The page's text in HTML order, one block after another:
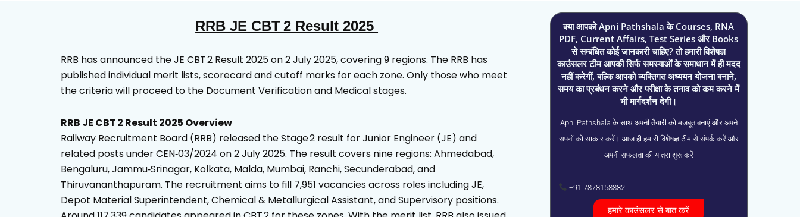
RRB JE CBT 2 Result 2025
RRB has announced the JE CBT 2 Result 2025 on 2 July 2025, covering 9 regions. The RRB has
published individual merit lists, scorecard and cutoff marks for each zone. Only those who meet
the criteria will proceed to the Document Verification and Medical stages.
RRB JE CBT 2 Result 2025 Overview
Railway Recruitment Board (RRB) released the Stage 2 result for Junior Engineer (JE) and
related posts under CEN‑03/2024 on 2 July 2025. The result covers nine regions: Ahmedabad,
Bengaluru, Jammu‑Srinagar, Kolkata, Malda, Mumbai, Ranchi, Secunderabad, and
Thiruvananthapuram. The recruitment aims to fill 7,951 vacancies across roles including JE,
Depot Material Superintendent, Chemical & Metallurgical Assistant, and Supervisory positions.
क्या आपको Apni Pathshala के Courses, RNA
PDF, Current Affairs, Test Series और Books
से सम्बंधित कोई जानकारी चाहिए? तो हमारी विशेषज्ञ
काउंसलर टीम आपकी सिर्फ समस्याओं के समाधान में ही मदद
नहीं करेगीं, बल्कि आपको व्यक्तिगत अध्ययन योजना बनाने,
समय का प्रबंधन करने और परीक्षा के तनाव को कम करने में
भी मार्गदर्शन देगी।
Apni Pathshala के साथ अपनी तैयारी को मजबूत बनाएं और अपने
सपनों को साकार करें। आज ही हमारी विशेषज्ञ टीम से संपर्क करें और
अपनी सफलता की यात्रा शुरू करें
+91 7878158882
हमारे काउंसलर से बात करें